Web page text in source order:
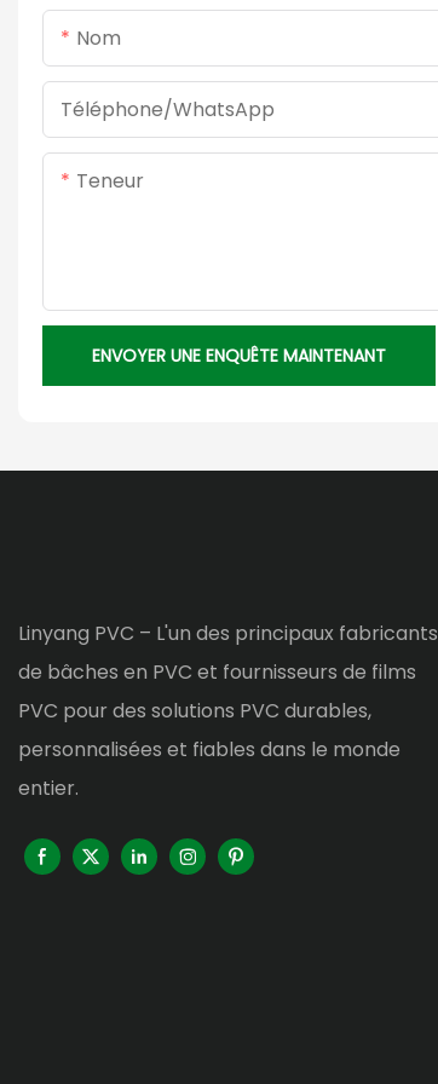
Nom
Téléphone/WhatsApp
Teneur
ENVOYER UNE ENQUÊTE MAINTENANT
Linyang PVC – L'un des principaux fabricants
de bâches en PVC et fournisseurs de films
PVC pour des solutions PVC durables,
personnalisées et fiables dans le monde
entier.